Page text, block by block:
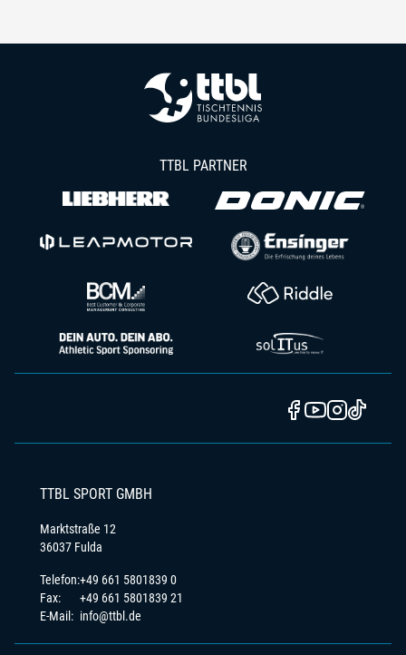
TTBL PARTNER
TTBL SPORT GMBH
Marktstraße 12
36037 Fulda
Telefon:
Fax:
E-Mail:
+49 661 5801839 0
+49 661 5801839 21
info@ttbl.de